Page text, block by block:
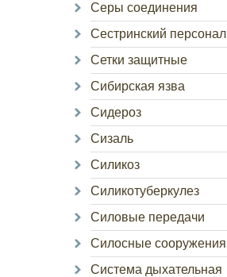
Серы соединения
Сестринский персонал
Сетки защитные
Сибирская язва
Сидероз
Сизаль
Силикоз
Силикотуберкулез
Силовые передачи
Силосные сооружения
Система дыхательная